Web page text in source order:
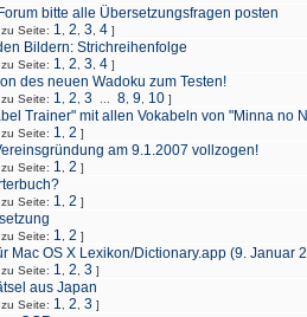
bitte alle Übersetzungsfragen posten
Seite: 1 2 3 4 ]
Bildern: Strichreihenfolge
Seite: 1 2 3 4 ]
des neuen Wadoku zum Testen!
Seite: 1 2 3 8 9 10 ]
Trainer" mit allen Vokabeln von "Minna no
Seite: 1 2 ]
am 9.1.2007 vollzogen!
Seite: 1 2 ]
Seite: 1 2 ]
Seite: 1 2 ]
Mac OS X Lexikon/Dictionary.app (9. Januar
Seite: 1 2 3 ]
aus Japan
Seite: 1 2 3 ]